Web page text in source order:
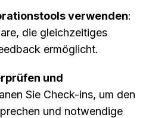
verwenden:
die gleichzeitiges
ermöglicht.
und
Sie Check-ins, um den
und notwendige